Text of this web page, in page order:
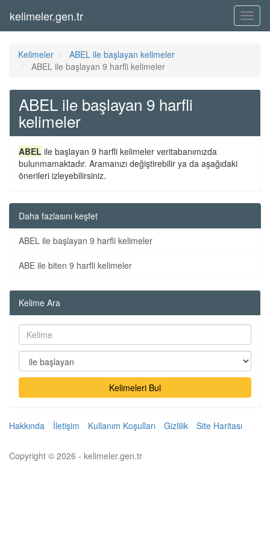
Menü
kelimeler.gen.tr
Kelimeler
ABEL ile başlayan kelimeler
ABEL ile başlayan 9 harfli kelimeler
ABEL ile başlayan 9 harfli
kelimeler
ABEL ile başlayan 9 harfli kelimeler veritabanımızda
bulunmamaktadır. Aramanızı değiştirebilir ya da aşağıdaki
önerileri izleyebilirsiniz.
Daha fazlasını keşfet
ABEL ile başlayan 9 harfli kelimeler
ABE ile biten 9 harfli kelimeler
Kelime Ara
Kelimeleri Bul
Hakkında İletişim Kullanım Koşulları Gizlilik Site Haritası
Copyright © 2026 - kelimeler.gen.tr